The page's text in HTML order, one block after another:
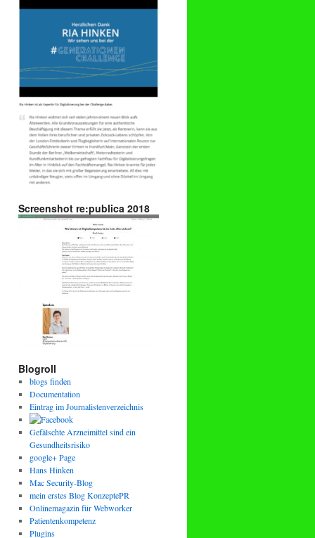
Screenshot re:publica 2018
Blogroll
blogs finden
Documentation
Eintrag im Journalistenverzeichnis
Gefälschte Arzneimittel sind ein
Gesundheitsrisiko
google+ Page
Hans Hinken
Mac Security-Blog
mein erstes Blog KonzeptePR
Onlinemagazin für Webworker
Patientenkompetenz
Plugins